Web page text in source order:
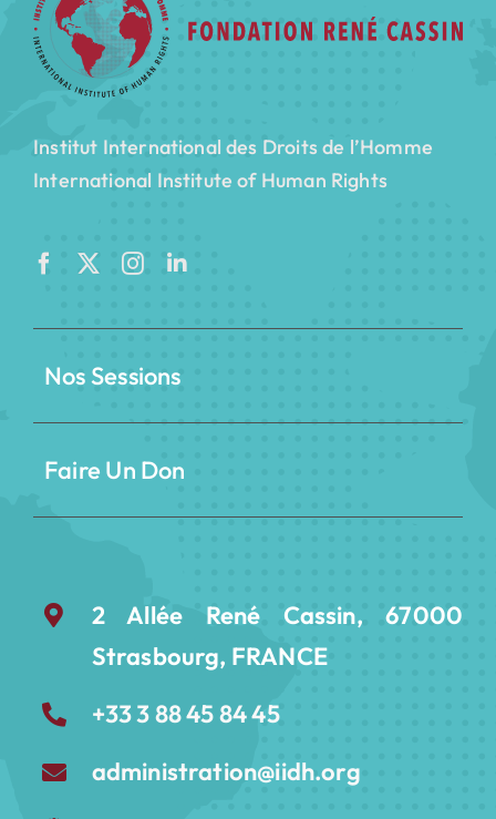
Institut International des Droits de l’Homme
International Institute of Human Rights
Nos Sessions
Faire Un Don
2 Allée René Cassin, 67000
Strasbourg, FRANCE
+33 3 88 45 84 45
administration@iidh.org